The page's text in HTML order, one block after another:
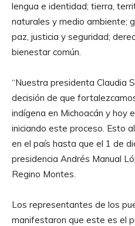
lengua e identidad; tierra,
naturales y medio ambiente;
paz, justicia y seguridad;
bienestar común.
“Nuestra presidenta Claudia
decisión de que
indígena en Michoacán y hoy
iniciando este proceso. Esto
en el país hasta que el 1 de
presidencia Andrés Manual
Regino Montes.
Los representantes de los
manifestaron que este es el